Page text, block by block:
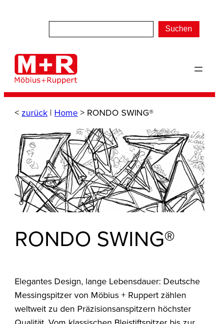
Suchen
< zurück | Home> RONDO SWING®
RONDO SWING®
Elegantes Design, lange Lebensdauer: Deutsche
Messingspitzer von Möbius + Ruppert zählen
weltweit zu den Präzisionsanspitzern höchster